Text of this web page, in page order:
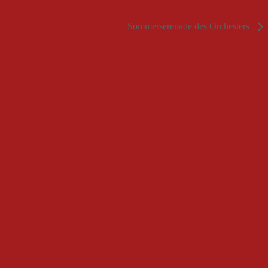
Sommerserenade des Orchesters